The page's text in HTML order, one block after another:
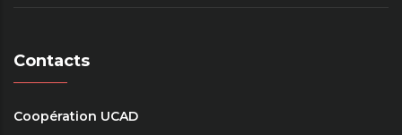
Contacts
Coopération UCAD